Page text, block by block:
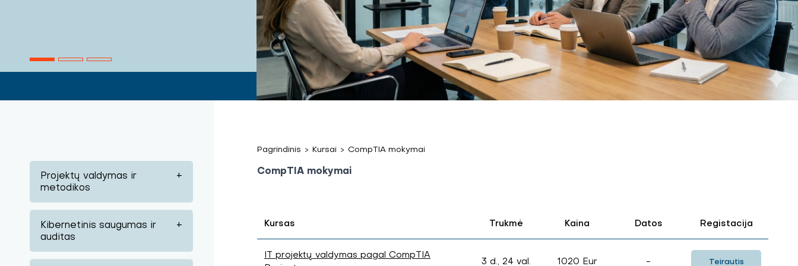
Pagrindinis > Kursai > CompTIA mokymai
CompTIA mokymai
Kursas Trukmė Kaina Datos Registacija
IT projektų valdymas pagal CompTIA
3 d., 24 val. 1020 Eur - Teirautis
Projektų valdymas ir
metodikos
+
Kibernetinis saugumas ir
auditas
+